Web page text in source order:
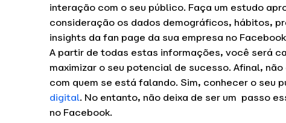
interação com o seu público. Faça um estudo
consideração os dados demográficos, hábitos,
insights da fan page da sua empresa no
A partir de todas estas informações, você será
maximizar o seu potencial de sucesso. Afinal,
com quem se está falando. Sim, conhecer o seu
digital. No entanto, não deixa de ser um passo
no Facebook.